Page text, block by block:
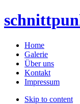
Home
Galerie
Über uns
Kontakt
Impressum
Skip to content